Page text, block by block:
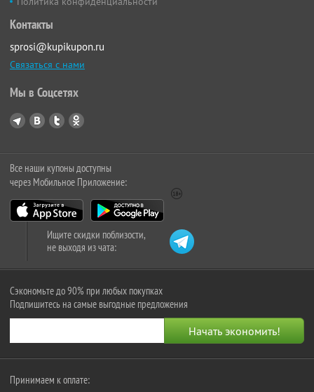
Контакты
sprosi@kupikupon.ru
Связаться с нами
Мы в Соцсетях
Все наши купоны доступны
через Мобильное Приложение:
Ищите скидки поблизости,
не выходя из чата:
Сэкономьте до 90% при любых покупках
Подпишитесь на самые выгодные предложения
Принимаем к оплате: